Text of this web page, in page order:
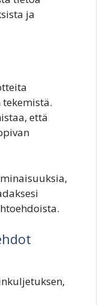
ja
tekemistä.
että